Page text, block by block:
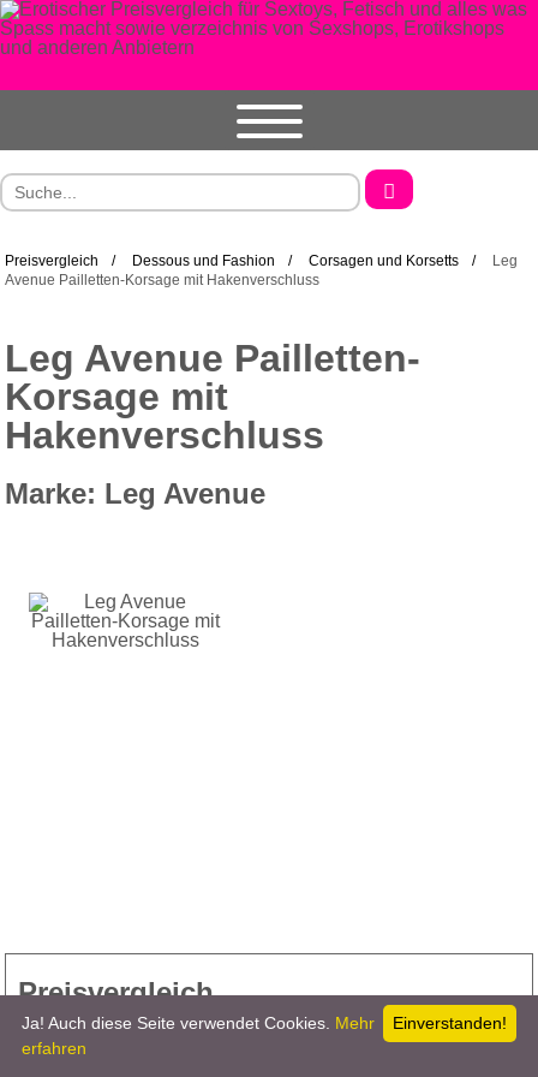
Preisvergleich Dessous und Fashion Corsagen und Korsetts
Leg
Avenue Pailletten-Korsage mit Hakenverschluss
Leg Avenue Pailletten-
Korsage mit
Hakenverschluss
Marke: Leg Avenue
Preisvergleich
Einverstanden!
Ja! Auch diese Seite verwendet Cookies. Mehr
erfahren